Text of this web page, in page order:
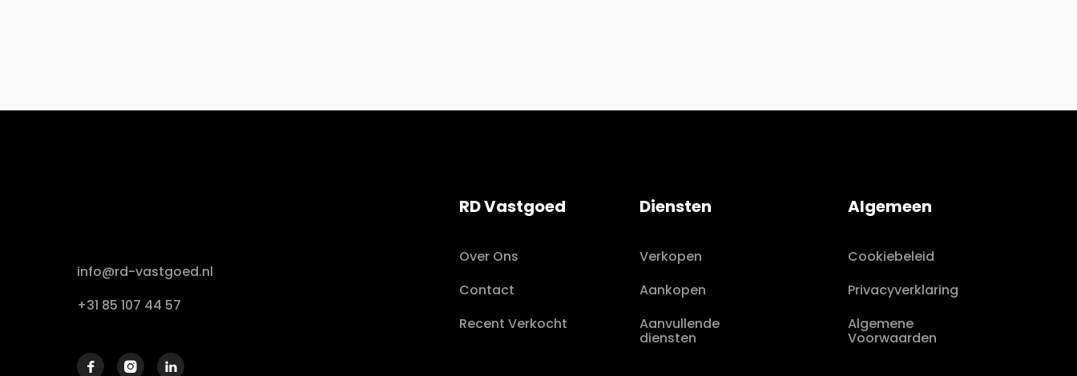
info@rd-vastgoed.nl
+31 85 107 44 57
  
RD Vastgoed
Over Ons
Contact
Recent Verkocht
Diensten
Verkopen
Aankopen
Aanvullende
diensten
Algemeen
Cookiebeleid
Privacyverklaring
Algemene
Voorwaarden